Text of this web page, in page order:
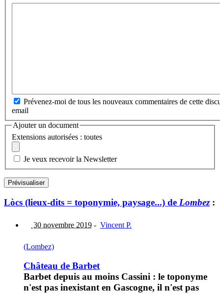
Prévenez-moi de tous les nouveaux commentaires de cette
email
Ajouter un document
Extensions autorisées : toutes
Je veux recevoir la Newsletter
Lòcs (lieux-dits = toponymie, paysage...) de Lombez:
30 novembre 2019 - Vincent P.
(Lombez)
Château de Barbet
Barbet depuis au moins Cassini : le toponyme
n'est pas inexistant en Gascogne, il n'est pas